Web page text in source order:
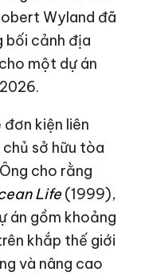
Wyland đã
bối cảnh địa
một dự án
.
kiện liên
sở hữu tòa
cho rằng
Life(1999),
án gồm khoảng
khắp thế giới
và nâng cao